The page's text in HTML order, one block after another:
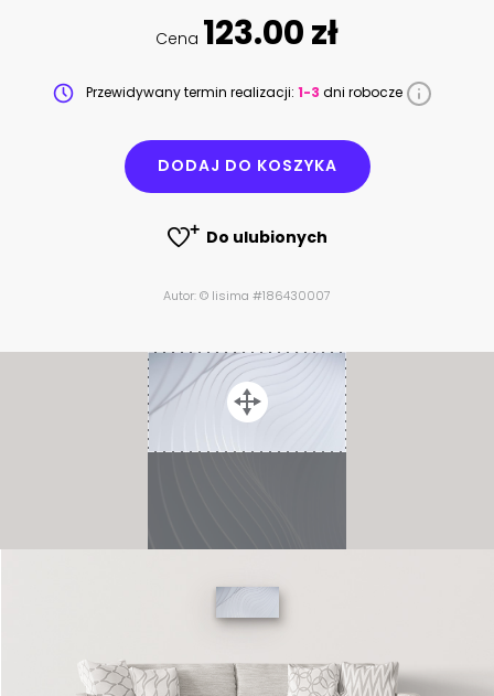
Cena 123.00 zł
Przewidywany termin realizacji: 1-3 dni robocze
DODAJ DO KOSZYKA
Do ulubionych
Autor: © lisima #186430007